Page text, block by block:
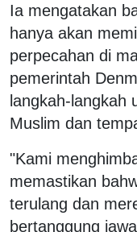
Ia mengatakan
hanya akan
perpecahan di
pemerintah
langkah-langkah
Muslim dan
"Kami
memastikan
terulang dan
bertanggung